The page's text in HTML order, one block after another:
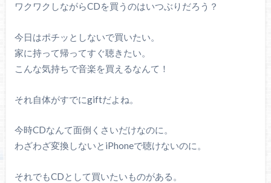
ワクワクしながらCDを買うのはいつぶりだろう？
今日はポチッとしないで買いたい。
家に持って帰ってすぐ聴きたい。
こんな気持ちで音楽を買えるなんて！
それ自体がすでにgiftだよね。
今時CDなんて面倒くさいだけなのに。
わざわざ変換しないとiPhoneで聴けないのに。
それでもCDとして買いたいものがある。